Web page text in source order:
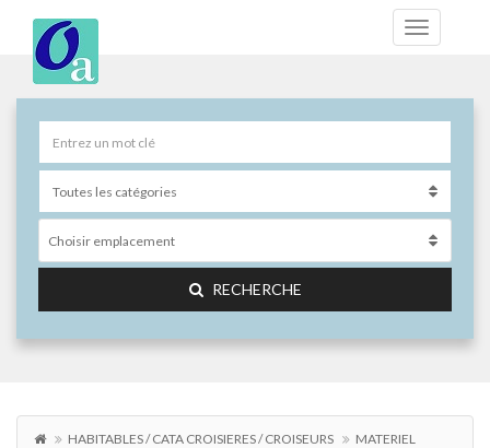
Choisir emplacement
RECHERCHE
HABITABLES / CATA CROISIERES / CROISEURS
MATERIEL